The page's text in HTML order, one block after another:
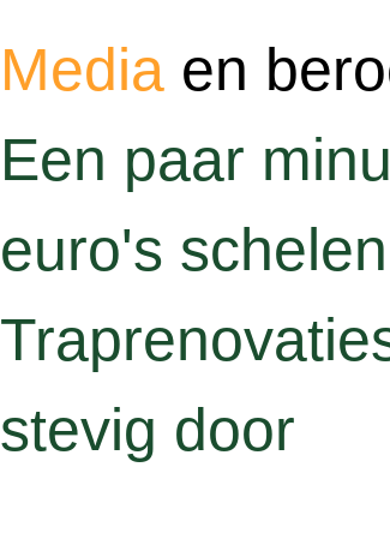
Media en
Een paar
euro's schelen
stevig door